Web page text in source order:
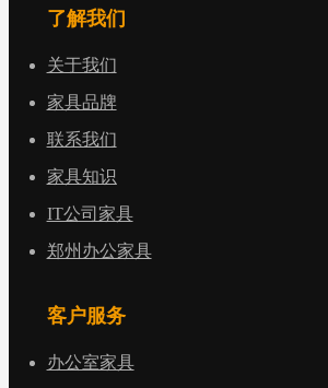
了解我们
关于我们
家具品牌
联系我们
家具知识
IT公司家具
郑州办公家具
客户服务
办公室家具